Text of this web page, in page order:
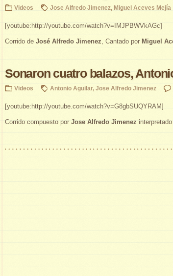
Videos Jose Alfredo Jimenez, Miguel Aceves Mejía
[youtube:http://youtube.com/watch?v=IMJPBWVkAGc]
Corrido de José Alfredo Jimenez , Cantado por Miguel
Sonaron cuatro balazos,
Videos Antonio Aguilar, Jose Alfredo Jimenez
[youtube:http://youtube.com/watch?v=G8gbSUQYRAM]
Corrido compuesto por Jose Alfredo Jimenez